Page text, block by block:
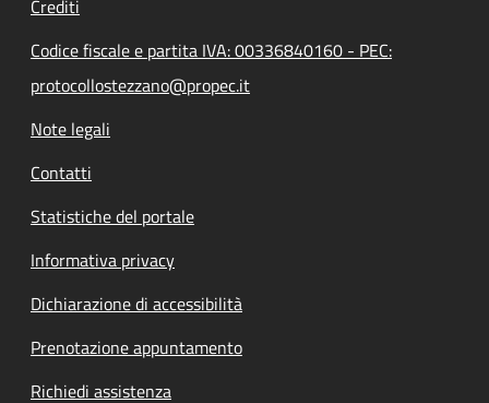
Crediti
Codice fiscale e partita IVA: 00336840160 - PEC:
protocollostezzano@propec.it
Note legali
Contatti
Statistiche del portale
Informativa privacy
Dichiarazione di accessibilità
Prenotazione appuntamento
Richiedi assistenza